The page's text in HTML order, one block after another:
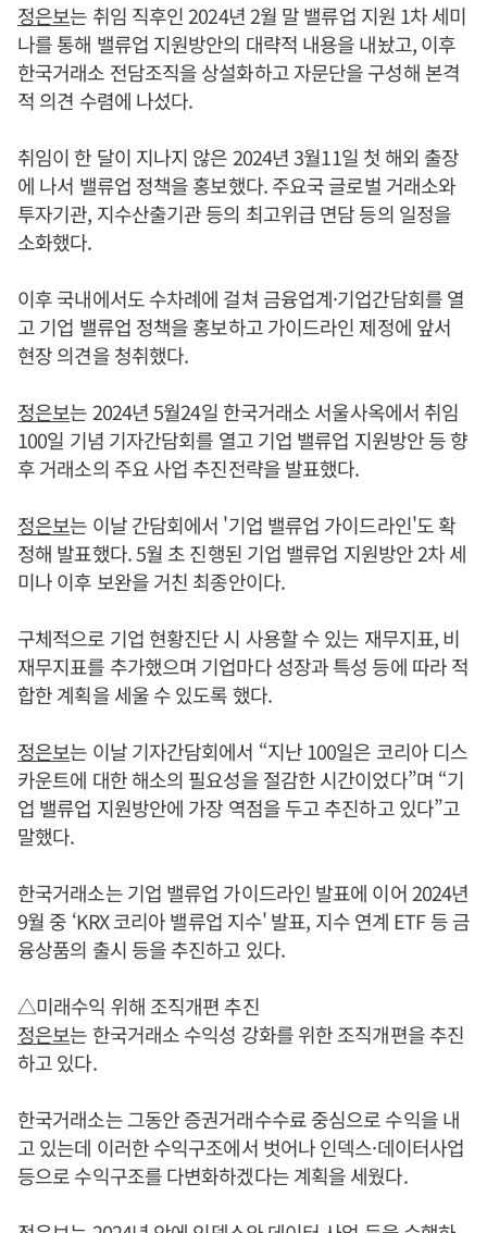
정은보는 취임 직후인 2024년 2월 말 밸류업 지원 1차 세미
나를 통해 밸류업 지원방안의 대략적 내용을 내놨고, 이후
한국거래소 전담조직을 상설화하고 자문단을 구성해 본격
적 의견 수렴에 나섰다.
취임이 한 달이 지나지 않은 2024년 3월11일 첫 해외 출장
에 나서 밸류업 정책을 홍보했다. 주요국 글로벌 거래소와
투자기관, 지수산출기관 등의 최고위급 면담 등의 일정을
소화했다.
이후 국내에서도 수차례에 걸쳐 금융업계·기업간담회를 열
고 기업 밸류업 정책을 홍보하고 가이드라인 제정에 앞서
현장 의견을 청취했다.
정은보는 2024년 5월24일 한국거래소 서울사옥에서 취임
100일 기념 기자간담회를 열고 기업 밸류업 지원방안 등 향
후 거래소의 주요 사업 추진전략을 발표했다.
정은보는 이날 간담회에서 '기업 밸류업 가이드라인'도 확
정해 발표했다. 5월 초 진행된 기업 밸류업 지원방안 2차 세
미나 이후 보완을 거친 최종안이다.
구체적으로 기업 현황진단 시 사용할 수 있는 재무지표, 비
재무지표를 추가했으며 기업마다 성장과 특성 등에 따라 적
합한 계획을 세울 수 있도록 했다.
정은보는 이날 기자간담회에서 “지난 100일은 코리아 디스
카운트에 대한 해소의 필요성을 절감한 시간이었다”며 “기
업 밸류업 지원방안에 가장 역점을 두고 추진하고 있다”고
말했다.
한국거래소는 기업 밸류업 가이드라인 발표에 이어 2024년
9월 중 ‘KRX 코리아 밸류업 지수' 발표, 지수 연계 ETF 등 금
융상품의 출시 등을 추진하고 있다.
△미래수익 위해 조직개편 추진
정은보는 한국거래소 수익성 강화를 위한 조직개편을 추진
하고 있다.
한국거래소는 그동안 증권거래수수료 중심으로 수익을 내
고 있는데 이러한 수익구조에서 벗어나 인덱스·데이터사업
등으로 수익구조를 다변화하겠다는 계획을 세웠다.